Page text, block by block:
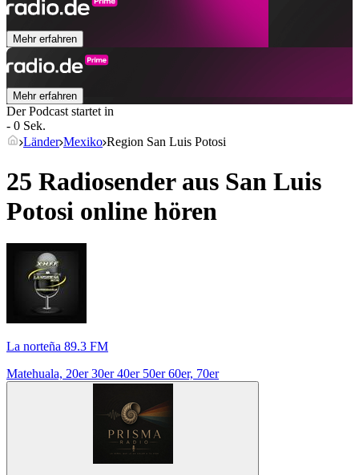
Mehr erfahren
Mehr erfahren
Der Podcast startet in
- 0 Sek.
Länder Mexiko Region San Luis Potosi
25 Radiosender aus San Luis
Potosi online hören
La norteña 89.3 FM
Matehuala, 20er 30er 40er 50er 60er, 70er